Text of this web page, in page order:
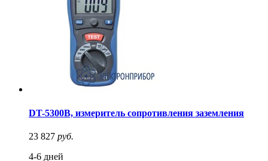
DT-5300B, измеритель сопротивления заземления
23 827 руб.
4-6 дней